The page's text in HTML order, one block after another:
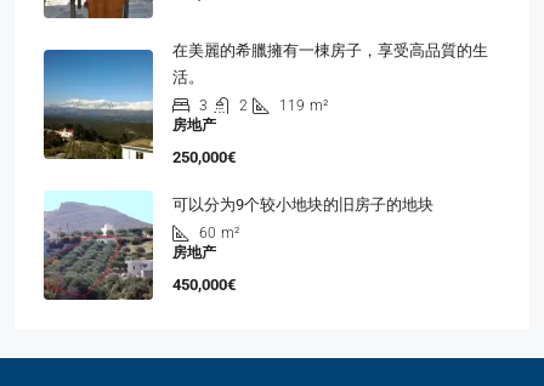
在美麗的希臘擁有一棟房子，享受高品質的生
活。
3 2 119 m²
房地产
250,000€
可以分为9个较小地块的旧房子的地块
60 m²
房地产
450,000€